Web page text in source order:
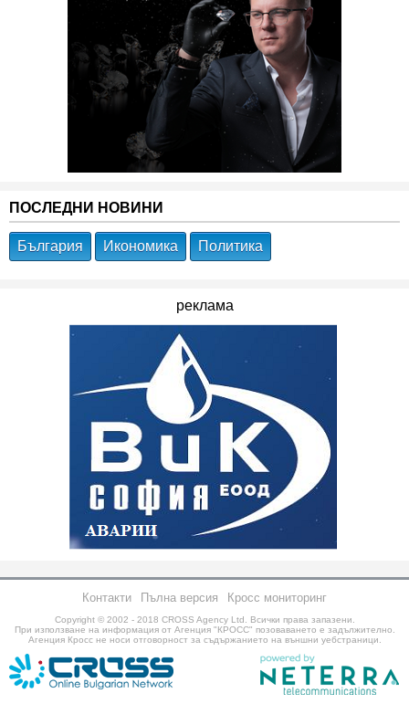
ПОСЛЕДНИ НОВИНИ
България Икономика Политика
реклама
Контакти Пълна версия Кросс мониторинг
Copyright © 2002 - 2018 CROSS Agency Ltd.
Всички права запазени.
При използване на информация от Агенция "КРОСС" позоваването е задължително.
Агенция Кросс не носи отговорност за съдържанието на външни уебстраници.